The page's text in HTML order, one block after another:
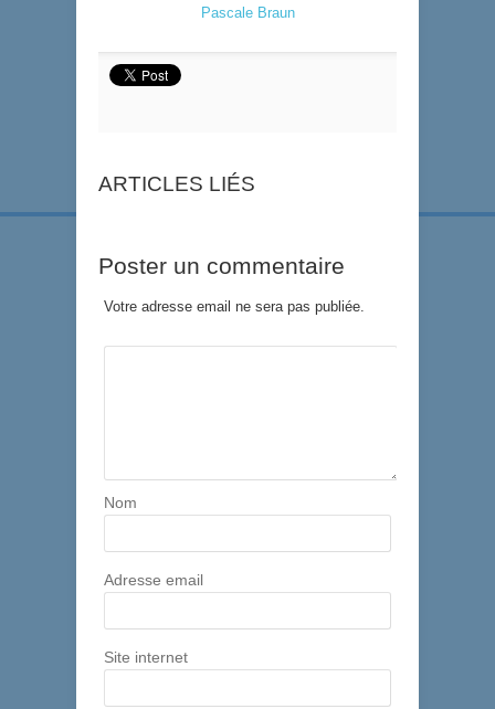
Pascale Braun
ARTICLES LIÉS
Poster un commentaire
Votre adresse email ne sera pas publiée.
Nom
Adresse email
Site internet